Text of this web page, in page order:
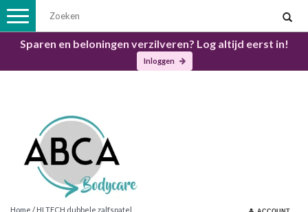
Sparen en beloningen verzilveren? Log altijd eerst in!
Inloggen
Toggle
navigation
Home / HI TECH dubbele zalfspatel